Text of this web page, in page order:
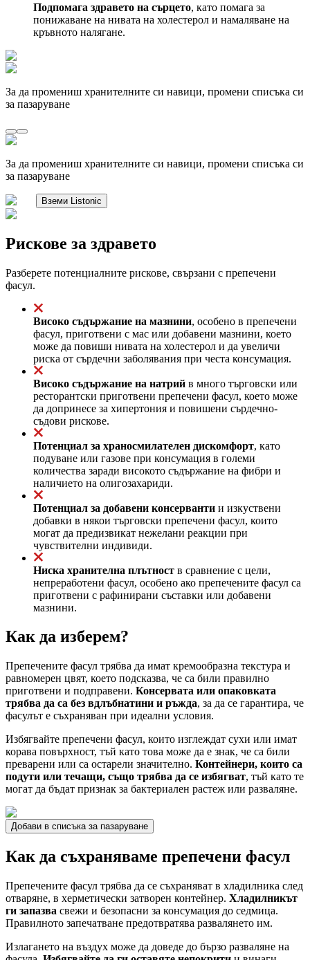
Подпомага здравето на сърцето, като помага за
понижаване на нивата на холестерол и намаляване на
кръвното налягане.
За да промениш хранителните си навици, промени списъка си
за пазаруване
За да промениш хранителните си навици, промени списъка си
за пазаруване
Вземи Listonic
Рискове за здравето
Разберете потенциалните рискове, свързани с препечени
фасул.
Високо съдържание на мазнини, особено в препечени
фасул, приготвени с мас или добавени мазнини, което
може да повиши нивата на холестерол и да увеличи
риска от сърдечни заболявания при честа консумация.
Високо съдържание на натрий в много търговски или
ресторантски приготвени препечени фасул, което може
да допринесе за хипертония и повишени сърдечно-
съдови рискове.
Потенциал за храносмилателен дискомфорт, като
подуване или газове при консумация в големи
количества заради високото съдържание на фибри и
наличието на олигозахариди.
Потенциал за добавени консерванти и изкуствени
добавки в някои търговски препечени фасул, които
могат да предизвикат нежелани реакции при
чувствителни индивиди.
Ниска хранителна плътност в сравнение с цели,
непреработени фасул, особено ако препечените фасул са
приготвени с рафинирани съставки или добавени
мазнини.
Как да изберем?
Препечените фасул трябва да имат кремообразна текстура и
равномерен цвят, което подсказва, че са били правилно
приготвени и подправени. Консервата или опаковката
трябва да са без вдлъбнатини и ръжда, за да се гарантира, че
фасулът е съхраняван при идеални условия.
Избягвайте препечени фасул, които изглеждат сухи или имат
корава повърхност, тъй като това може да е знак, че са били
преварени или са остарели значително. Контейнери, които са
подути или течащи, също трябва да се избягват, тъй като те
могат да бъдат признак за бактериален растеж или разваляне.
Добави в списъка за пазаруване
Как да съхраняваме препечени фасул
Препечените фасул трябва да се съхраняват в хладилника след
отваряне, в херметически затворен контейнер. Хладилникът
ги запазва свежи и безопасни за консумация до седмица.
Правилното запечатване предотвратява развалянето им.
Излагането на въздух може да доведе до бързо разваляне на